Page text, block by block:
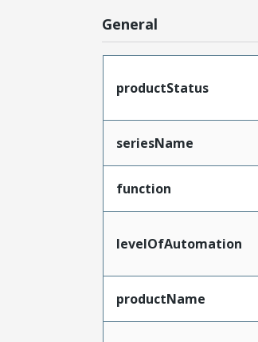
General
productStatus
seriesName
function
levelOfAutomation
productName